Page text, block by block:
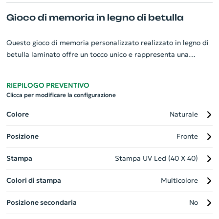
Gioco di memoria in legno di betulla
Questo gioco di memoria personalizzato realizzato in legno di
betulla laminato offre un tocco unico e rappresenta una
stampe a colori sul lato anteriore e il tuo logo elegantemente
personalizzazioni ed è disponibile per un ordine minimo di 250
pezzi. Un gadget ecologico e divertente per sorprendere i tuoi
clienti o collaboratori.
RIEPILOGO PREVENTIVO
Clicca per modificare la configurazione
Colore Naturale
Posizione Fronte
Stampa Stampa UV Led (40 X 40)
Colori di stampa Multicolore
Posizione secondaria No